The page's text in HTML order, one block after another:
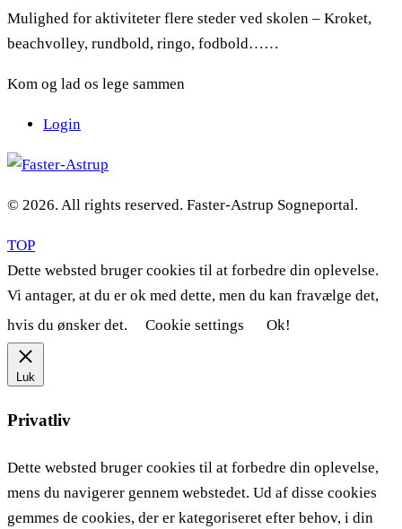
Mulighed for aktiviteter flere steder ved skolen – Kroket,
beachvolley, rundbold, ringo, fodbold……
Kom og lad os lege sammen
Login
© 2026. All rights reserved. Faster-Astrup Sogneportal.
TOP
Dette websted bruger cookies til at forbedre din oplevelse.
Vi antager, at du er ok med dette, men du kan fravælge det,
hvis du ønsker det.
Cookie settings Ok!
Luk
Privatliv
Dette websted bruger cookies til at forbedre din oplevelse,
mens du navigerer gennem webstedet. Ud af disse cookies
gemmes de cookies, der er kategoriseret efter behov, i din